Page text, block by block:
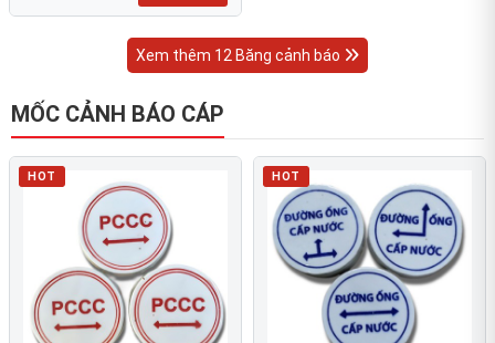
Xem thêm 12 Băng cảnh báo
MỐC CẢNH BÁO CÁP
HOT HOT